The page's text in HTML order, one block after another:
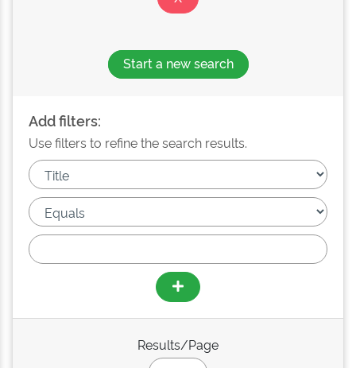
Start a new search
Add filters:
Use filters to refine the search results.
Results/Page